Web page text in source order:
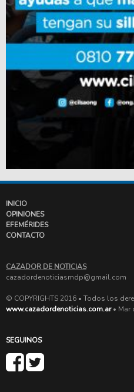
INICIO
OPINIONES
EFEMÉRIDES
CONTACTO
CAZADOR DE NOTICIAS
cazadordenoticiasmdp@gmail.com
© COPYRIGHTS 2016 • Todos los
www.cazadordenoticias.com.ar• Mar
SEGUINOS